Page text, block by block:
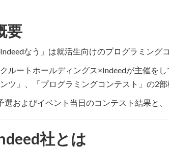
要
Indeedなう」は就活生向けのプログラミング
ルートホールディングス×Indeedが主催を
ツ」、「プログラミングコンテスト」の2
選およびイベント当日のコンテスト結果と
社とは